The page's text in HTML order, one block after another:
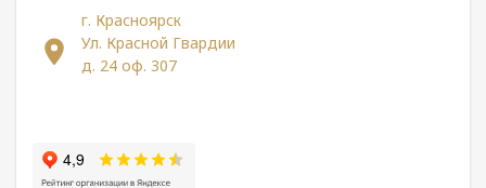
г. Красноярск
Ул. Красной Гвардии
д. 24 оф. 307